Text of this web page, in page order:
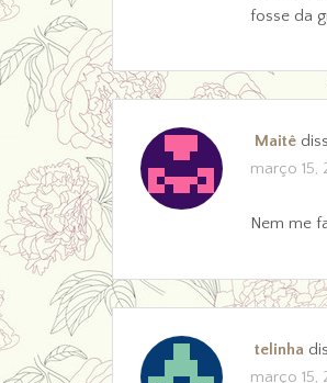
fosse da
Maitê
março
Nem me
telinha
março 15,